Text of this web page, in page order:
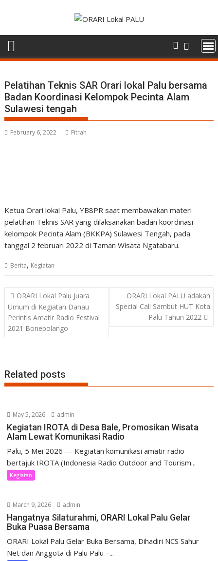
Pelatihan Teknis SAR Orari lokal Palu bersama
Badan Koordinasi Kelompok Pecinta Alam
Sulawesi tengah
February 6, 2022 Fitrah
Ketua Orari lokal Palu, YB8PR saat membawakan materi
pelatihan Teknis SAR yang dilaksanakan badan koordinasi
kelompok Pecinta Alam (BKKPA) Sulawesi Tengah, pada
tanggal 2 februari 2022 di Taman Wisata Ngatabaru.
Berita, Kegiatan
Post
navigation
ORARI Lokal Palu Juara
Umum di Kegiatan Danau
Perintis Amatir Radio Festival
2021 Bonebolango
ORARI Lokal PALU adakan
Special Call Sambut HUT Kota
Palu Tahun 2022
Related posts
May 5, 2026 admin
Kegiatan IROTA di Desa Bale, Promosikan Wisata
Alam Lewat Komunikasi Radio
Palu, 5 Mei 2026 — Kegiatan komunikasi amatir radio
bertajuk IROTA (Indonesia Radio Outdoor and Tourism...
Kegiatan
March 9, 2026 admin
Hangatnya Silaturahmi, ORARI Lokal Palu Gelar
Buka Puasa Bersama
ORARI Lokal Palu Gelar Buka Bersama, Dihadiri NCS Sahur
Net dan Anggota di Palu Palu –...